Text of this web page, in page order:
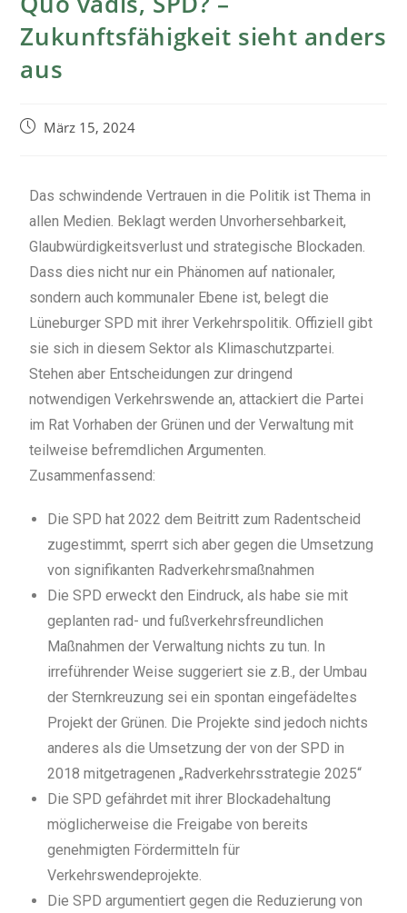
Zukunftsfähigkeit sieht anders
aus
März 15, 2024
Das schwindende Vertrauen in die Politik ist Thema in
allen Medien. Beklagt werden Unvorhersehbarkeit,
Glaubwürdigkeitsverlust und strategische Blockaden.
Dass dies nicht nur ein Phänomen auf nationaler,
sondern auch kommunaler Ebene ist, belegt die
Lüneburger SPD mit ihrer Verkehrspolitik. Offiziell gibt
sie sich in diesem Sektor als Klimaschutzpartei.
Stehen aber Entscheidungen zur dringend
notwendigen Verkehrswende an, attackiert die Partei
im Rat Vorhaben der Grünen und der Verwaltung mit
teilweise befremdlichen Argumenten.
Zusammenfassend:
Die SPD hat 2022 dem Beitritt zum Radentscheid
zugestimmt, sperrt sich aber gegen die Umsetzung
von signifikanten Radverkehrsmaßnahmen
Die SPD erweckt den Eindruck, als habe sie mit
geplanten rad- und fußverkehrsfreundlichen
Maßnahmen der Verwaltung nichts zu tun. In
irreführender Weise suggeriert sie z.B., der Umbau
der Sternkreuzung sei ein spontan eingefädeltes
Projekt der Grünen. Die Projekte sind jedoch nichts
anderes als die Umsetzung der von der SPD in
2018 mitgetragenen „Radverkehrsstrategie 2025“
Die SPD gefährdet mit ihrer Blockadehaltung
möglicherweise die Freigabe von bereits
genehmigten Fördermitteln für
Verkehrswendeprojekte.
Die SPD argumentiert gegen die Reduzierung von